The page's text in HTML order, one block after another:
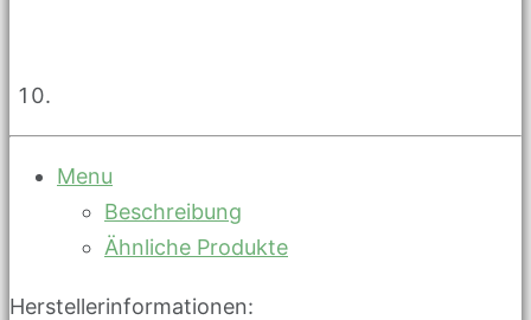
Menu
Beschreibung
Ähnliche Produkte
Herstellerinformationen: